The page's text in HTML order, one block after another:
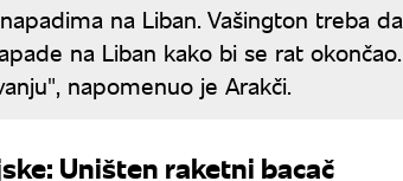
na Liban. Vašington treba da
na Liban kako bi se rat okončao.
napomenuo je Arakči.
Uništen raketni bacač